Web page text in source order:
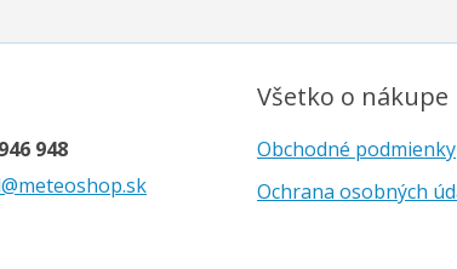
948
Všetko o nákupe
Obchodné podmienky
Ochrana osobných